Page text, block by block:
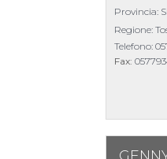
Provincia:
Regione:
Telefono:
Fax: